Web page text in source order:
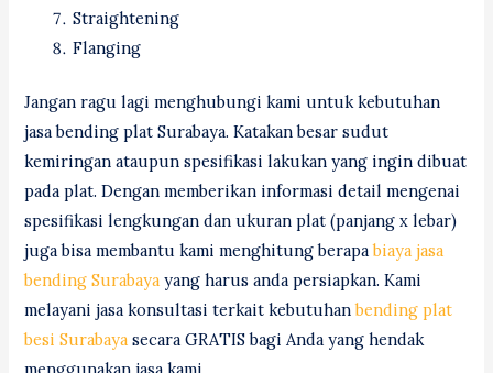
Straightening
Flanging
Jangan ragu lagi menghubungi kami untuk kebutuhan
jasa bending plat Surabaya. Katakan besar sudut
kemiringan ataupun spesifikasi lakukan yang ingin dibuat
pada plat. Dengan memberikan informasi detail mengenai
spesifikasi lengkungan dan ukuran plat (panjang x lebar)
juga bisa membantu kami menghitung berapabiaya jasa
bending Surabaya yang harus anda persiapkan. Kami
melayani jasa konsultasi terkait kebutuhanbending plat
besi Surabaya secara GRATIS bagi Anda yang hendak
menggunakan jasa kami.